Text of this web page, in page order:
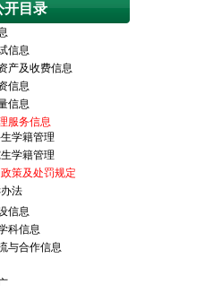
开目录
信息
产及收费信息
信息
信息
服务信息
学籍管理
学籍管理
策及处罚规定
法
信息
科信息
与合作信息